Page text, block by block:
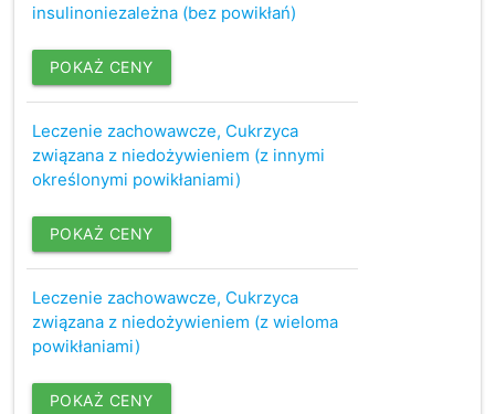
insulinoniezależna (bez powikłań)
POKAŻ CENY
Leczenie zachowawcze, Cukrzyca
związana z niedożywieniem (z innymi
określonymi powikłaniami)
POKAŻ CENY
Leczenie zachowawcze, Cukrzyca
związana z niedożywieniem (z wieloma
powikłaniami)
POKAŻ CENY